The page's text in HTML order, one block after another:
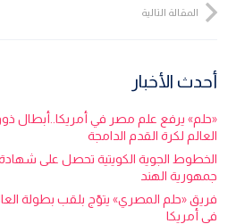
المقالة التالية
أحدث الأخبار
«حلم» يرفع علم مصر في أمريكا..أبطال
العالم لكرة القدم الدامجة
الخطوط الجوية الكويتية تحصل على
جمهورية الهند
فريق «حلم المصري» يتوّج بلقب بطولة
في أمريكا